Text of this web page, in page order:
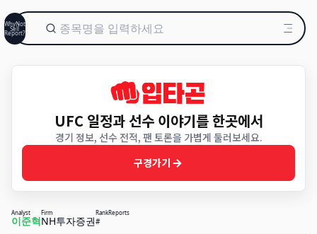
WhyNot
Sell
Report?
UFC 일정과 선수 이야기를 한곳에서
경기 정보, 선수 전적, 팬 토론을 가볍게 둘러보세요.
구경가기
Analyst
이준혁
Firm
NH투자증권
Rank
#
Reports